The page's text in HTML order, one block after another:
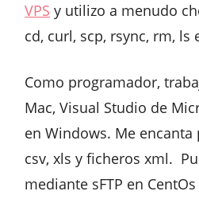
VPS y utilizo a menudo
cd, curl, scp, rsync, rm, ls
Como programador,
Mac, Visual Studio de
en Windows. Me encanta
csv, xls y ficheros xml.
mediante sFTP en